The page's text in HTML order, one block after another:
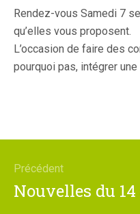
Rendez-vous Samedi 7
qu’elles vous proposent.
L’occasion de faire des
pourquoi pas, intégrer
Précédent
Article
Nouvelles du